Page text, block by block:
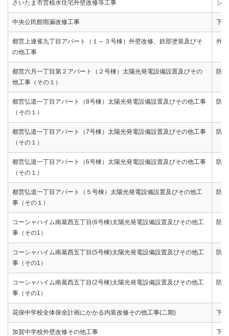
さいたま市営植水住宅外壁改修等工事 シ
中央公民館雨漏改修工事 下
都営上連雀九丁目アパート（１～３号棟）外壁改修、鉄部塗装及びそ
の他工事
外
都営六月一丁目第２アパート（２号棟）太陽光発電設備設置及びその
他工事（その１）
防
都営弘道一丁目アパート（8号棟）太陽光発電設備設置及びその他工事
（その１）
防
都営弘道一丁目アパート（7号棟）太陽光発電設備設置及びその他工事
（その１）
防
都営弘道一丁目アパート（6号棟）太陽光発電設備設置及びその他工事
（その１）
防
都営弘道一丁目アパート（５号棟）太陽光発電設備設置及びその他工
事（その１）
防
コーシャハイム南葛西五丁目(6号棟)太陽光発電設備設置及びその他工
事（その1）
防
コーシャハイム南葛西五丁目(5号棟)太陽光発電設備設置及びその他工
事（その1）
防
コーシャハイム南葛西五丁目(2号棟)太陽光発電設備設置及びその他工
事（その1）
防
花保中学校全体保全計画にかかる内装改修その他工事(二期) 下地
加賀中学校外壁改修その他工事
下